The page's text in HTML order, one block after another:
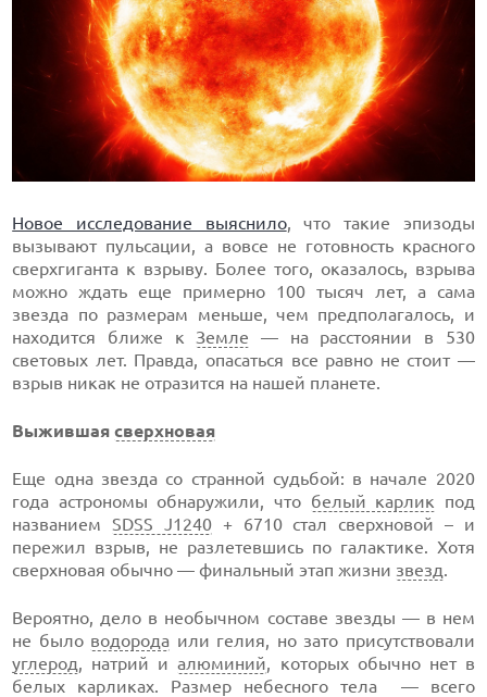
Новое исследование выяснило, что такие эпизоды
вызывают пульсации, а вовсе не готовность красного
сверхгиганта к взрыву. Более того, оказалось, взрыва
можно ждать еще примерно 100 тысяч лет, а сама
звезда по размерам меньше, чем предполагалось, и
находится ближе кЗемле — на расстоянии в 530
световых лет. Правда, опасаться все равно не стоит —
взрыв никак не отразится на нашей планете.
Выжившаясверхновая
Еще одна звезда со странной судьбой: в начале 2020
года астрономы обнаружили, что белый карлик под
названиемSDSS J1240+ 6710 стал сверхновой – и
пережил взрыв, не разлетевшись по галактике. Хотя
сверхновая обычно — финальный этап жизни звезд.
Вероятно, дело в необычном составе звезды — в нем
не было водорода или гелия, но зато присутствовали
углерод, натрий иалюминий, которых обычно нет в
белых карликах. Размер небесного тела — всего